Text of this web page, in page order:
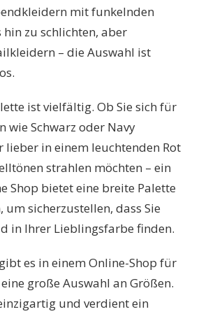
mit funkelnden
zu schlichten, aber
– die Auswahl ist
ist vielfältig. Ob Sie sich für
wie Schwarz oder Navy
lieber in einem leuchtenden Rot
strahlen möchten – ein
Shop bietet eine breite Palette
sicherzustellen, dass Sie
in Ihrer Lieblingsfarbe finden.
es in einem Online-Shop für
große Auswahl an Größen.
und verdient ein